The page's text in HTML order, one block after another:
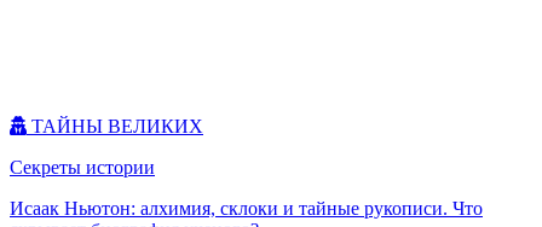
ТАЙНЫ ВЕЛИКИХ
Секреты истории
Исаак Ньютон: алхимия, склоки и тайные рукописи. Что